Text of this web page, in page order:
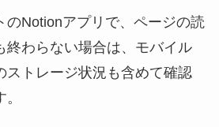
のNotionアプリで、ページの読
終わらない場合は、モバイル
ストレージ状況も含めて確認